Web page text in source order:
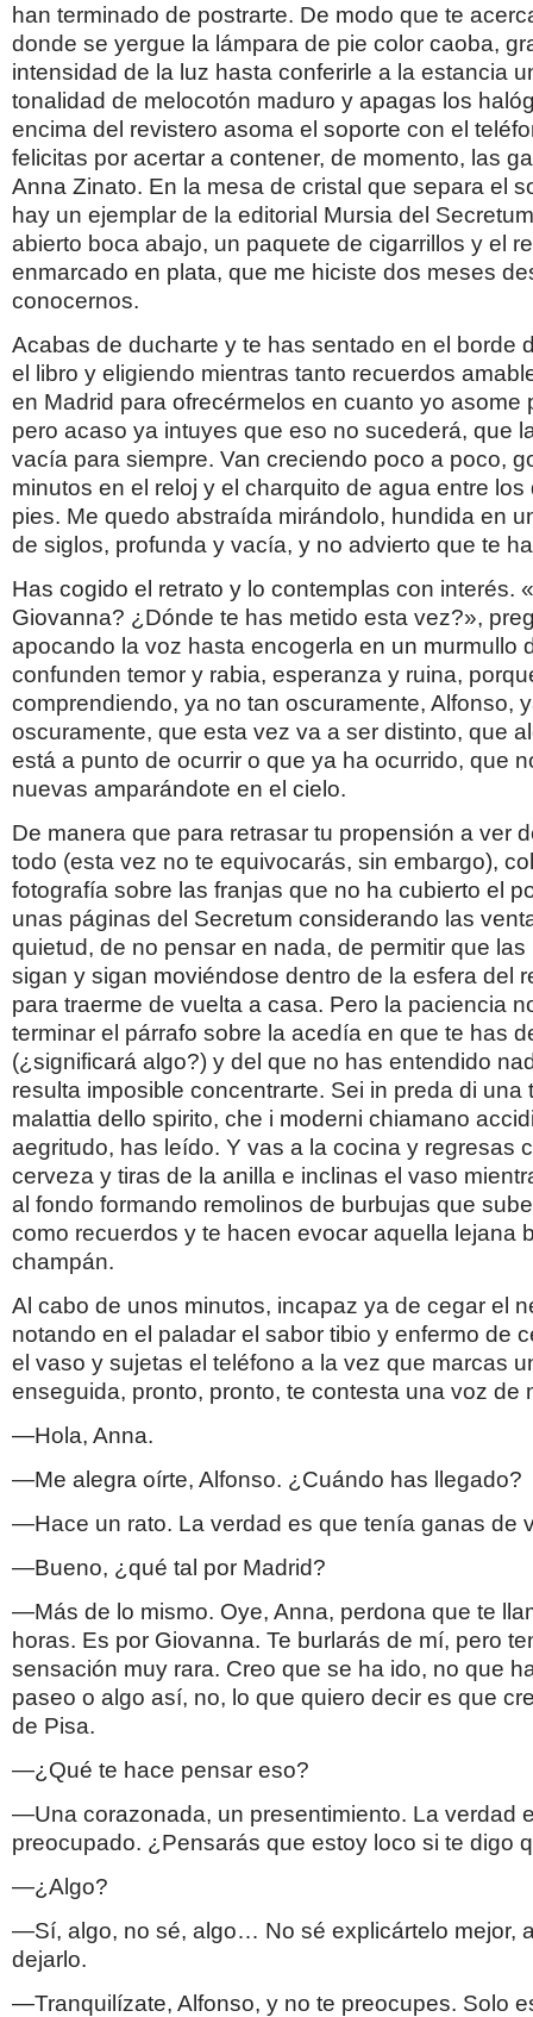
han terminado de postrarte. De modo que te
donde se yergue la lámpara de pie color caoba,
intensidad de la luz hasta conferirle a la estancia
tonalidad de melocotón maduro y apagas los
encima del revistero asoma el soporte con el
felicitas por acertar a contener, de momento, las
Anna Zinato. En la mesa de cristal que separa el
hay un ejemplar de la editorial Mursia del
abierto boca abajo, un paquete de cigarrillos y el
enmarcado en plata, que me hiciste dos meses
conocernos.
Acabas de ducharte y te has sentado en el borde
el libro y eligiendo mientras tanto recuerdos
en Madrid para ofrecérmelos en cuanto yo asome
pero acaso ya intuyes que eso no sucederá, que
vacía para siempre. Van creciendo poco a poco,
minutos en el reloj y el charquito de agua entre
pies. Me quedo abstraída mirándolo, hundida en
de siglos, profunda y vacía, y no advierto que te
Has cogido el retrato y lo contemplas con interés.
Giovanna? ¿Dónde te has metido esta vez?»,
apocando la voz hasta encogerla en un murmullo
confunden temor y rabia, esperanza y ruina,
comprendiendo, ya no tan oscuramente, Alfonso,
oscuramente, que esta vez va a ser distinto, que
está a punto de ocurrir o que ya ha ocurrido, que
nuevas amparándote en el cielo.
De manera que para retrasar tu propensión a ver
todo (esta vez no te equivocarás, sin embargo),
fotografía sobre las franjas que no ha cubierto el
unas páginas del Secretum considerando las
quietud, de no pensar en nada, de permitir que las
sigan y sigan moviéndose dentro de la esfera del
para traerme de vuelta a casa. Pero la paciencia
terminar el párrafo sobre la acedía en que te has
(¿significará algo?) y del que no has entendido
resulta imposible concentrarte. Sei in preda di una
malattia dello spirito, che i moderni chiamano
aegritudo, has leído. Y vas a la cocina y regresas
cerveza y tiras de la anilla e inclinas el vaso
al fondo formando remolinos de burbujas que
como recuerdos y te hacen evocar aquella lejana
champán.
Al cabo de unos minutos, incapaz ya de cegar el
notando en el paladar el sabor tibio y enfermo de
el vaso y sujetas el teléfono a la vez que marcas
enseguida, pronto, pronto, te contesta una voz de
—Hola, Anna.
—Me alegra oírte, Alfonso. ¿Cuándo has llegado?
—Hace un rato. La verdad es que tenía ganas de
—Bueno, ¿qué tal por Madrid?
—Más de lo mismo. Oye, Anna, perdona que te
horas. Es por Giovanna. Te burlarás de mí, pero
sensación muy rara. Creo que se ha ido, no que
paseo o algo así, no, lo que quiero decir es que
de Pisa.
—¿Qué te hace pensar eso?
—Una corazonada, un presentimiento. La verdad
preocupado. ¿Pensarás que estoy loco si te digo
—¿Algo?
—Sí, algo, no sé, algo… No sé explicártelo mejor,
dejarlo.
—Tranquilízate, Alfonso, y no te preocupes. Solo